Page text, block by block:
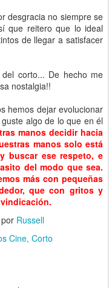
desgracia no siempre se
que reitero que lo ideal
de llegar a satisfacer
corto... De hecho me
nostalgia!!
hemos dejar evolucionar
algo de lo que en él
manos decidir hacia
manos solo está
buscar ese respeto, e
del modo que sea.
más con pequeñas
que con gritos y
por Russell
Cine Corto